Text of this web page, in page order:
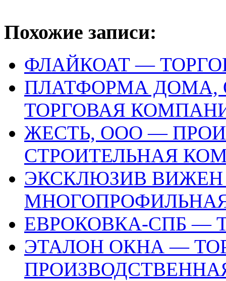
Похожие записи:
ФЛАЙКОАТ —
ПЛАТФОРМА ДОМА,
ТОРГОВАЯ
ЖЕСТЬ, ООО —
СТРОИТЕЛЬНАЯ
ЭКСКЛЮЗИВ
ЕВРОКОВКА-СПБ —
ЭТАЛОН ОКНА —